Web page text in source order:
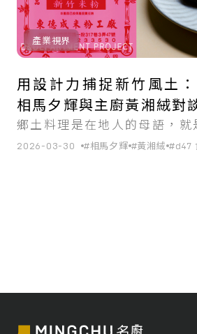
產業視界
用設計力捕捉新竹風土
相馬夕輝與主廚黃湘絨對
鄉土料理是在地人的母語，就
2026-03-30 #相馬夕輝 #黃湘絨 #d47